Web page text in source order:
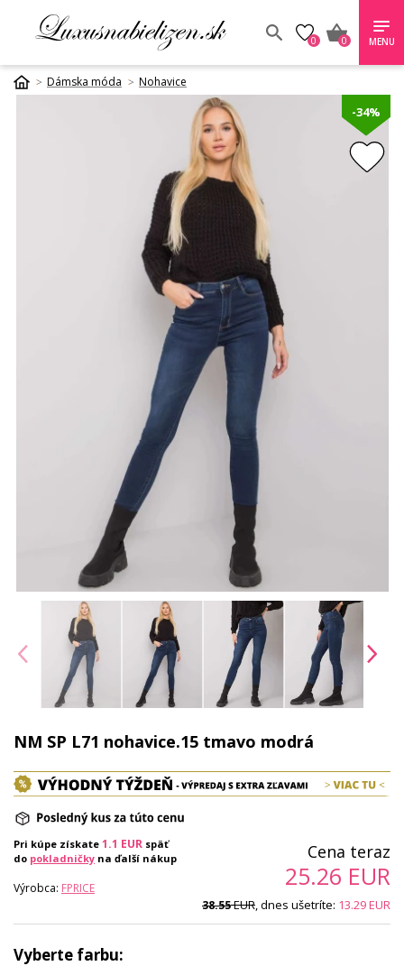
0 0 MENU
Dámska móda Nohavice
-34%
NM SP L71 nohavice.15 tmavo modrá
Pri kúpe získate 1.1 EUR späť
do pokladničky na ďalší nákup
Výrobca: FPRICE
Cena teraz
25.26 EUR
38.55EUR, dnes ušetríte: 13.29EUR
Vyberte farbu: